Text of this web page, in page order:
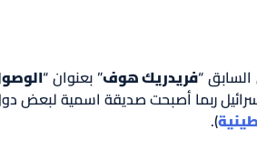
“فريدريك هوف” بعنوان “
ربما أصبحت صديقة اسمية لبعض
).